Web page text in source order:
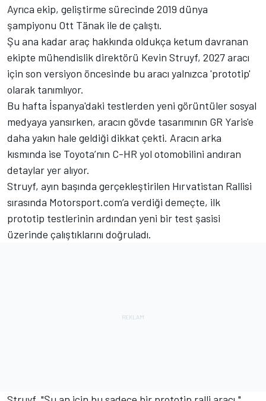
Ayrıca ekip, geliştirme sürecinde 2019 dünya
şampiyonu Ott Tänak ile de çalıştı.
Şu ana kadar araç hakkında oldukça ketum davranan
ekipte mühendislik direktörü Kevin Struyf, 2027 aracı
için son versiyon öncesinde bu aracı yalnızca 'prototip'
olarak tanımlıyor.
Bu hafta İspanya'daki testlerden yeni görüntüler sosyal
medyaya yansırken, aracın gövde tasarımının GR Yaris'e
daha yakın hale geldiği dikkat çekti. Aracın arka
kısmında ise Toyota’nın C-HR yol otomobilini andıran
detaylar yer alıyor.
Struyf, ayın başında gerçekleştirilen Hırvatistan Rallisi
sırasında Motorsport.com’a verdiği demeçte, ilk
prototip testlerinin ardından yeni bir test şasisi
üzerinde çalıştıklarını doğruladı.